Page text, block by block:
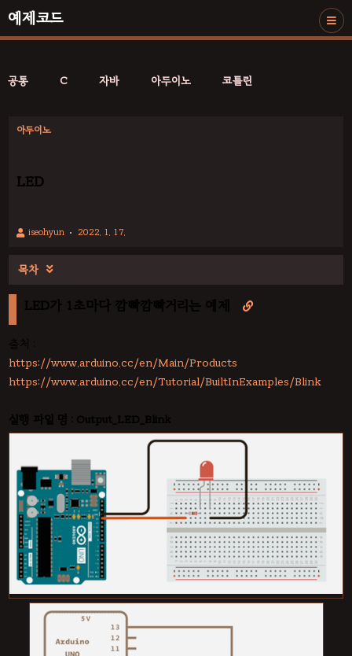
예제코드
공통 C 자바 아두이노 코틀린
아두이노
LED
iseohyun 2022. 1. 17.
목차 
LED가 1초마다 깜빡깜빡거리는 예제 
출처 :
https://www.arduino.cc/en/Main/Products
https://www.arduino.cc/en/Tutorial/BuiltInExamples/Blink
실행 파일 명 : Output_LED_Blink